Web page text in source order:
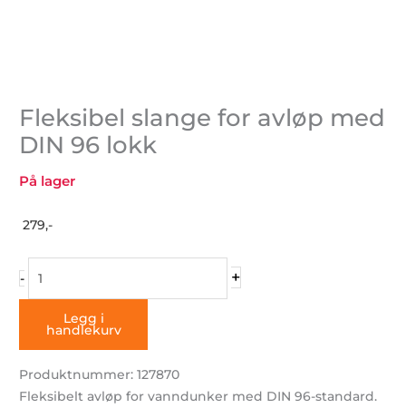
Fleksibel slange for avløp med
DIN 96 lokk
På lager
279,-
-
avløp
med
DIN
96
+
Legg i
handlekurv
Produktnummer: 127870
Fleksibelt avløp for vanndunker med DIN 96-standard.